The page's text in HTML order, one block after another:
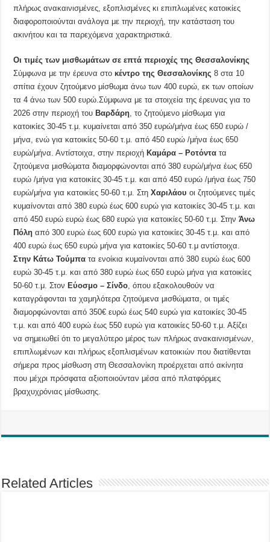
πλήρως ανακαινισμένες, εξοπλισμένες κι επιπλωμένες κατοικίες
διαφοροποιούνται ανάλογα με την περιοχή, την κατάσταση του
ακινήτου και τα παρεχόμενα χαρακτηριστικά.
Οι τιμές των μισθωμάτων σε επτά περιοχές της Θεσσαλονίκης
Σύμφωνα με την έρευνα στο κέντρο της Θεσσαλονίκης 8 στα 10
σπίτια έχουν ζητούμενο μίσθωμα άνω των 400 ευρώ, εκ των οποίων
τα 4 άνω των 500 ευρώ.Σύμφωνα με τα στοιχεία της έρευνας για το
2026 στην περιοχή τουΒαρδάρη , το ζητούμενο μίσθωμα για
κατοικίες 30-45 τ.μ. κυμαίνεται από 350 ευρώ/μήνα έως 650 ευρώ /
μήνα, ενώ για κατοικίες 50-60 τ.μ. από 450 ευρώ /μήνα έως 650
ευρώ/μήνα. Αντίστοιχα, στην περιοχή Καμάρα – Ροτόντα τα
ζητούμενα μισθώματα διαμορφώνονται από 380 ευρώ/μήνα έως 650
ευρώ /μήνα για κατοικίες 30-45 τ.μ. και από 450 ευρώ /μήνα έως 750
ευρώ/μήνα για κατοικίες 50-60 τ.μ. ΣτηΧαριλάου οι ζητούμενες τιμές
κυμαίνονται από 380 ευρώ έως 600 ευρώ για κατοικίες 30-45 τ.μ. και
από 450 ευρώ ευρώ έως 680 ευρώ για κατοικίες 50-60 τ.μ. ΣτηνΆνω
Πόληαπό 300 ευρώ έως 600 ευρώ για κατοικίες 30-45 τ.μ. και από
400 ευρώ έως 650 ευρώ μήνα για κατοικίες 50-60 τ.μ αντίστοιχα.
Στην Κάτω Τούμπα τα ενοίκια κυμαίνονται από 380 ευρώ έως 600
ευρώ 30-45 τ.μ. και από 380 ευρώ έως 650 ευρώ μήνα για κατοικίες
50-60 τ.μ. Στον Εύοσμο – Σίνδο , όπου εξακολουθούν να
καταγράφονται τα χαμηλότερα ζητούμενα μισθώματα, οι τιμές
διαμορφώνονται από 350€ ευρώ έως 540 ευρώ για κατοικίες 30-45
τ.μ. και από 400 ευρώ έως 550 ευρώ για κατοικίες 50-60 τ.μ. Αξίζει
να σημειωθεί ότι το μεγαλύτερο μέρος των πλήρως ανακαινισμένων,
επιπλωμένων και πλήρως εξοπλισμένων κατοικιών που διατίθενται
σήμερα προς μίσθωση στη Θεσσαλονίκη προέρχεται από ακίνητα
που μέχρι πρόσφατα αξιοποιούνταν μέσα από πλατφόρμες
βραχυχρόνιας μίσθωσης.
Related Articles